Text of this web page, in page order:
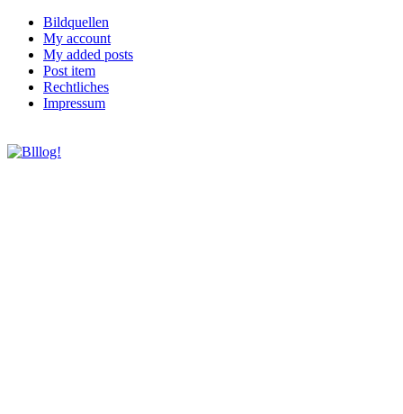
Bildquellen
My account
My added posts
Post item
Rechtliches
Impressum